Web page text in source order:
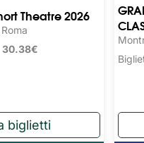
Theatre 2026
30.38€